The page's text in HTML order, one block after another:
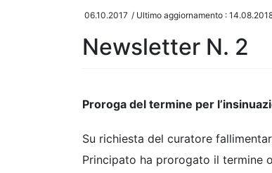
06.10.2017 / Ultimo aggiornamento :
Newsletter N. 2
Proroga del termine per
Su richiesta del curatore
Principato ha prorogato il termine